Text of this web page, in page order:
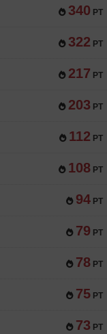
340 PT
322 PT
217 PT
203 PT
112 PT
108 PT
94 PT
79 PT
78 PT
75 PT
73 PT